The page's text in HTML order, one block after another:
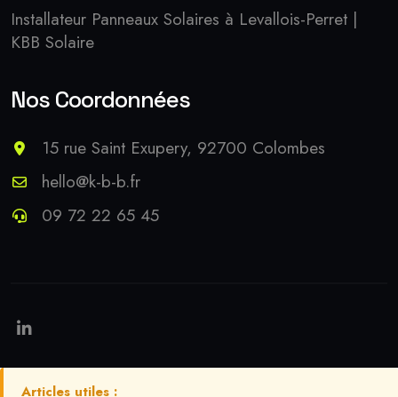
Installateur Panneaux Solaires à Levallois-Perret |
KBB Solaire
Nos Coordonnées
15 rue Saint Exupery, 92700 Colombes
hello@k-b-b.fr
09 72 22 65 45
Articles utiles :